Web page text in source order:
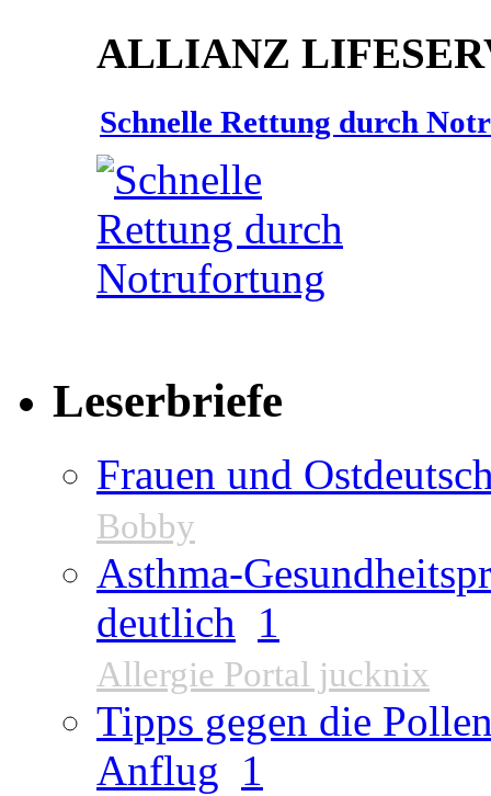
ALLIANZ
Schnelle Rettung durch
Leserbriefe
Frauen und
Bobby
Asthma-
deutlich 1
Allergie Portal jucknix
Tipps gegen die
Anflug 1